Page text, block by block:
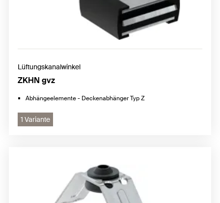
Lüftungskanalwinkel
ZKHN gvz
Abhängeelemente - Deckenabhänger Typ Z
1 Variante